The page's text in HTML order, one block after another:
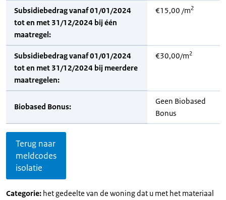
Subsidiebedrag vanaf 01/01/2024
tot en met 31/12/2024 bij één
maatregel:
€15,00 /m2
Subsidiebedrag vanaf 01/01/2024
tot en met 31/12/2024 bij meerdere
maatregelen:
€30,00/m2
Biobased Bonus:
Geen Biobased
Bonus
Terug naar
meldcodes
isolatie
Categorie: het gedeelte van de woning dat u met het materiaal